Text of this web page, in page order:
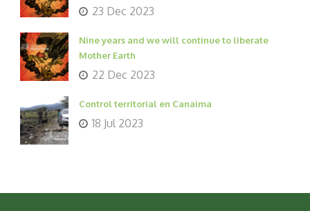
23 Dec 2023
Nine years and we will continue to liberate
Mother Earth
22 Dec 2023
Control territorial en Canaima
18 Jul 2023